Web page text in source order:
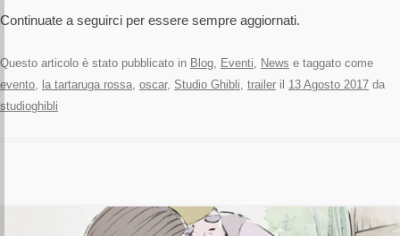
Continuate a seguirci per essere sempre aggiornati.
Questo articolo è stato pubblicato in Blog Eventi News e taggato come
evento
la tartaruga rossa oscar, Studio Ghibli trailer il 13 Agosto 2017 da
studioghibli